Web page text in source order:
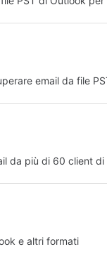
email da file
da più di 60 client
e altri formati